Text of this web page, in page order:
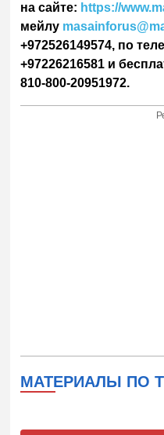
на сайте: https://
мейлу
+972526149574, по
+97226216581 и
810-800-20951972.
МАТЕРИАЛЫ ПО